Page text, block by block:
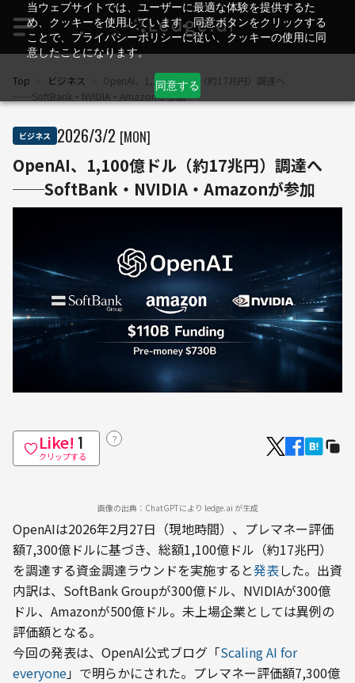
当ウェブサイトでは、ユーザーに最適な体験を提供するた
め、クッキーを使用しています。同意ボタンをクリックする
ことで、プライバシーポリシーに従い、クッキーの使用に同
意したことになります。
同意する
Top ビジネス
OpenAI、1,100億ドル（約17兆円）調達へ
──SoftBank・NVIDIA・Amazonが参加
ビジネス 2026/3/2 [MON]
OpenAI、1,100億ドル（約17兆円）調達へ
──SoftBank・NVIDIA・Amazonが参加
Like! 1
クリップする
？
画像の出典：ChatGPTにより ledge.ai が生成
OpenAIは2026年2月27日（現地時間）、プレマネー評価
額7,300億ドルに基づき、総額1,100億ドル（約17兆円）
を調達する資金調達ラウンドを実施すると発表した。出資
内訳は、SoftBank Groupが300億ドル、NVIDIAが300億
ドル、Amazonが500億ドル。未上場企業としては異例の
評価額となる。
今回の発表は、OpenAI公式ブログ「Scaling AI for
everyone」で明らかにされた。プレマネー評価額7,300億